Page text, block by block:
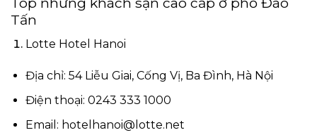
Tấn
Lotte Hotel Hanoi
Địa chỉ: 54 Liễu Giai, Cống Vị, Ba Đình, Hà Nội
Điện thoại: 0243 333 1000
Email: hotelhanoi@lotte.net